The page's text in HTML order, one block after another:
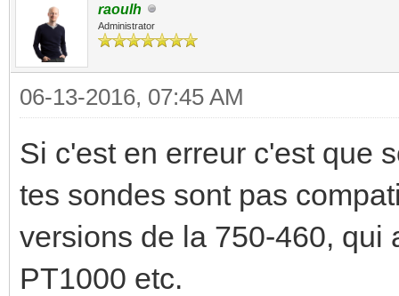
raoulh
Administrator
06-13-2016, 07:45 AM
Si c'est en erreur c'est que
tes sondes sont pas
versions de la 750-460, qui
PT1000 etc.